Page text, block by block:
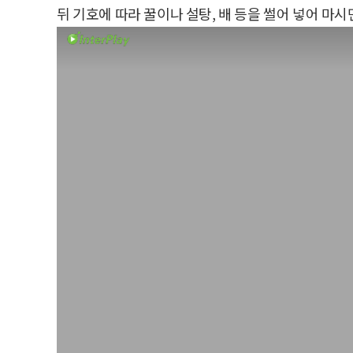
뒤 기호에 따라 꿀이나 설탕, 배 등을 썰어 넣어 마시